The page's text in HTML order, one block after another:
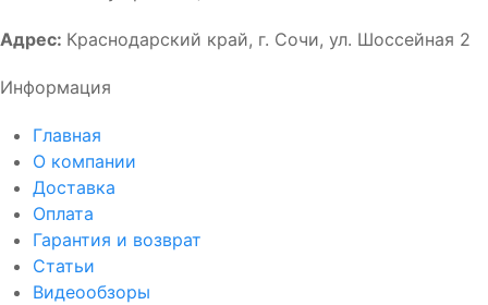
Адрес: Краснодарский край, г. Сочи, ул. Шоссейная 2
Информация
Главная
О компании
Доставка
Оплата
Гарантия и возврат
Статьи
Видеообзоры